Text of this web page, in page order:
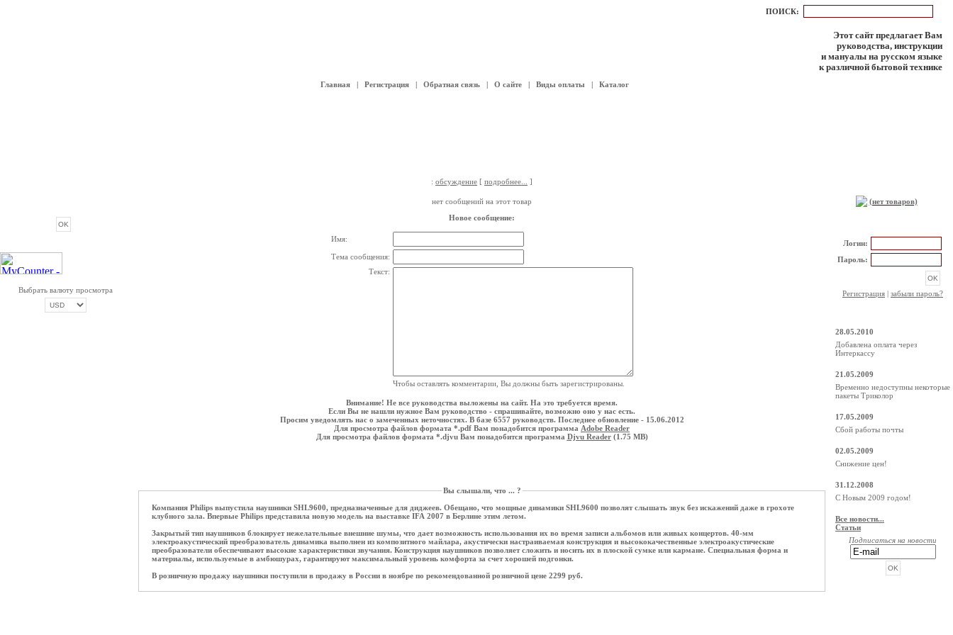
ПОИСК:
Этот сайт предлагает Вам
руководства, инструкции
и мануалы на русском языке
к различной бытовой технике
Главная| Регистрация| Обратная связь| О сайте| Виды оплаты | Каталог
Выбрать валюту просмотра
: обсуждение [ подробнее... ]
нет сообщений на этот товар
Новое сообщение:
Имя:
Тема сообщения:
Текст:
Чтобы оставлять комментарии, Вы должны быть зарегистрированы.
Внимание! Не все руководства выложены на сайт. На это требуется время.
Если Вы не нашли нужное Вам руководство - спрашивайте, возможно оно у нас есть.
Просим уведомлять нас о замеченных неточностях. В базе 6557 руководств. Последнее обновление - 15.06.2012
Для просмотра файлов формата *.pdf Вам понадобится программа Adobe Reader
Для просмотра файлов формата *.djvu Вам понадобится программа Djvu Reader(1.75 MB)
Вы слышали, что ... ?
Компания Philips выпустила наушники SHL9600, предназначенные для диджеев. Обещано, что мощные динамики SHL9600 позволят слышать звук без искажений даже в грохоте
клубного зала. Впервые Philips представила новую модель на выставке IFA 2007 в Берлине этим летом.
Закрытый тип наушников блокирует нежелательные внешние шумы, что дает возможность использования их во время записи альбомов или живых концертов. 40-мм
электроакустический преобразователь динамика выполнен из композитного майлара, акустически настраиваемая конструкция и высококачественные электроакустические
преобразователи обеспечивают высокие характеристики звучания. Конструкция наушников позволяет сложить и носить их в плоской сумке или кармане. Специальная форма и
материалы, используемые в амбюшурах, гарантируют максимальный уровень комфорта за счет хорошей подгонки.
В розничную продажу наушники поступили в продажу в России в ноябре по рекомендованной розничной цене 2299 руб.
(нет товаров)
Логин:
Пароль:
Регистрация | забыли пароль?
28.05.2010
Добавлена оплата через
Интеркассу
21.05.2009
Временно недоступны некоторые
пакеты Триколор
17.05.2009
Сбой работы почты
02.05.2009
Снижение цен!
31.12.2008
С Новым 2009 годом!
Все новости...
Статьи
Подписаться на новости